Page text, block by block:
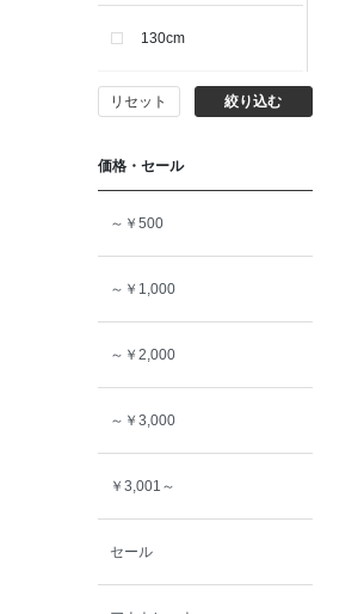
130cm
140cm
150cm
リセット 絞り込む
価格・セール
～￥500
～￥1,000
～￥2,000
～￥3,000
￥3,001～
セール